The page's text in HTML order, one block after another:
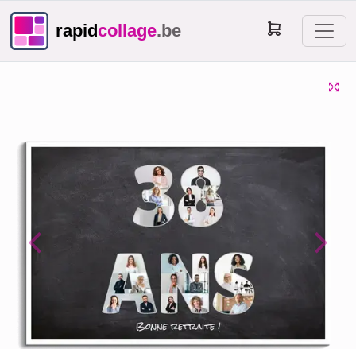
rapidcollage.be
Previous Next